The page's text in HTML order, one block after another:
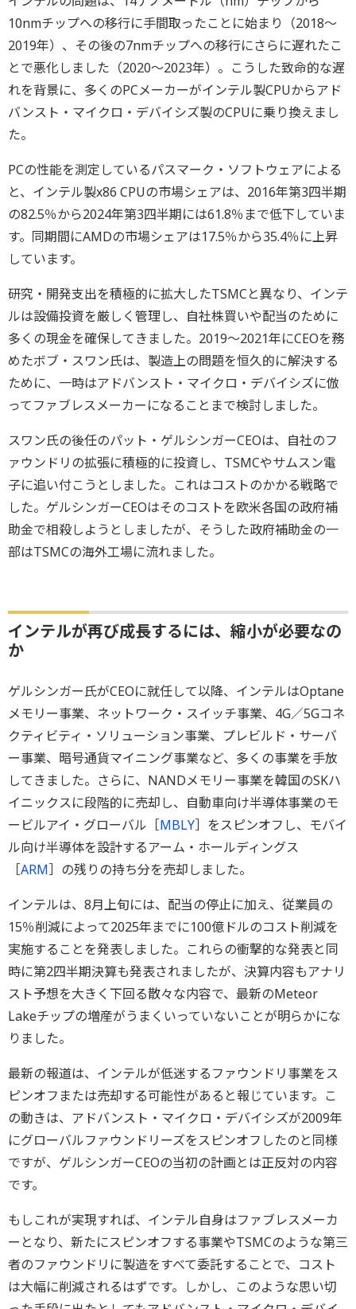
10nmチップへの移行に手間取ったことに始まり（2018～
2019年）、その後の7nmチップへの移行にさらに遅れたこ
とで悪化しました（2020～2023年）。こうした致命的な遅
れを背景に、多くのPCメーカーがインテル製CPUからアド
バンスト・マイクロ・デバイシズ製のCPUに乗り換えまし
た。
PCの性能を測定しているパスマーク・ソフトウェアによる
と、インテル製x86 CPUの市場シェアは、2016年第3四半期
の82.5％から2024年第3四半期には61.8％まで低下していま
す。同期間にAMDの市場シェアは17.5％から35.4％に上昇
しています。
研究・開発支出を積極的に拡大したTSMCと異なり、インテ
ルは設備投資を厳しく管理し、自社株買いや配当のために
多くの現金を確保してきました。2019～2021年にCEOを務
めたボブ・スワン氏は、製造上の問題を恒久的に解決する
ために、一時はアドバンスト・マイクロ・デバイシズに倣
ってファブレスメーカーになることまで検討しました。
スワン氏の後任のパット・ゲルシンガーCEOは、自社のフ
ァウンドリの拡張に積極的に投資し、TSMCやサムスン電
子に追い付こうとしました。これはコストのかかる戦略で
した。ゲルシンガーCEOはそのコストを欧米各国の政府補
助金で相殺しようとしましたが、そうした政府補助金の一
部はTSMCの海外工場に流れました。
インテルが再び成長するには、縮小が必要なの
か
ゲルシンガー氏がCEOに就任して以降、インテルはOptane
メモリー事業、ネットワーク・スイッチ事業、4G／5Gコネ
クティビティ・ソリューション事業、プレビルド・サーバ
ー事業、暗号通貨マイニング事業など、多くの事業を手放
してきました。さらに、NANDメモリー事業を韓国のSKハ
イニックスに段階的に売却し、自動車向け半導体事業のモ
ービルアイ・グローバル［MBLY］をスピンオフし、モバイ
ル向け半導体を設計するアーム・ホールディングス
［ARM］の残りの持ち分を売却しました。
インテルは、8月上旬には、配当の停止に加え、従業員の
15％削減によって2025年までに100億ドルのコスト削減を
実施することを発表しました。これらの衝撃的な発表と同
時に第2四半期決算も発表されましたが、決算内容もアナリ
スト予想を大きく下回る散々な内容で、最新のMeteor
Lakeチップの増産がうまくいっていないことが明らかにな
りました。
最新の報道は、インテルが低迷するファウンドリ事業をス
ピンオフまたは売却する可能性があると報じています。こ
の動きは、アドバンスト・マイクロ・デバイシズが2009年
にグローバルファウンドリーズをスピンオフしたのと同様
ですが、ゲルシンガーCEOの当初の計画とは正反対の内容
です。
もしこれが実現すれば、インテル自身はファブレスメーカ
ーとなり、新たにスピンオフする事業やTSMCのような第三
者のファウンドリに製造をすべて委託することで、コスト
は大幅に削減されるはずです。しかし、このような思い切